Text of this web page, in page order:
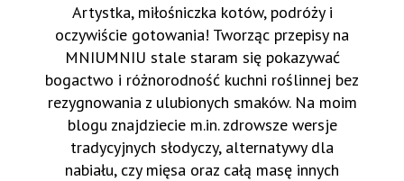
Artystka, miłośniczka kotów, podróży i
oczywiście gotowania! Tworząc przepisy na
MNIUMNIU stale staram się pokazywać
bogactwo i różnorodność kuchni roślinnej bez
rezygnowania z ulubionych smaków. Na moim
blogu znajdziecie m.in. zdrowsze wersje
tradycyjnych słodyczy, alternatywy dla
nabiału, czy mięsa oraz całą masę innych